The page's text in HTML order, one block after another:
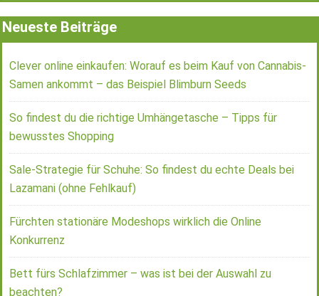
Neueste Beiträge
Clever online einkaufen: Worauf es beim Kauf von Cannabis-
Samen ankommt – das Beispiel Blimburn Seeds
So findest du die richtige Umhängetasche – Tipps für
bewusstes Shopping
Sale-Strategie für Schuhe: So findest du echte Deals bei
Lazamani (ohne Fehlkauf)
Fürchten stationäre Modeshops wirklich die Online
Konkurrenz
Bett fürs Schlafzimmer – was ist bei der Auswahl zu
beachten?